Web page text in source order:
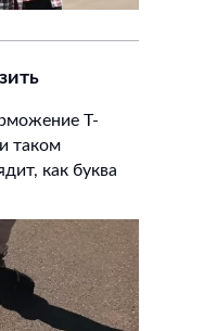
Т-
таком
как буква